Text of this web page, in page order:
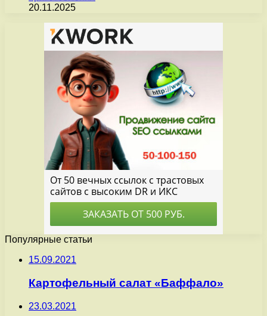
20.11.2025
Популярные статьи
15.09.2021
Картофельный салат «Баффало»
23.03.2021